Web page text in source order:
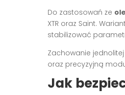
Do zastosowań ze
XTR oraz Saint.
stabilizować
Zachowanie
oraz precyzyjną
Jak